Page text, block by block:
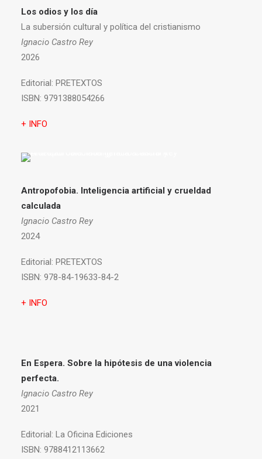
Los odios y los día
La subersión cultural y política del cristianismo
Ignacio Castro Rey
2026
Editorial: PRETEXTOS
ISBN: 9791388054266
+ INFO
Antropofobia. Inteligencia artificial y crueldad
calculada
Ignacio Castro Rey
2024
Editorial: PRETEXTOS
ISBN: 978-84-19633-84-2
+ INFO
En Espera. Sobre la hipótesis de una violencia
perfecta.
Ignacio Castro Rey
2021
Editorial: La Oficina Ediciones
ISBN: 9788412113662